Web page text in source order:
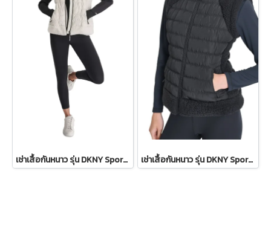
เช่าเสื้อกันหนาว รุ่น DKNY Sport Sherpa-Trim Puffer Vest - Ivory WINTERCLOTHFA0151 เช่าเสื้อกันหนาว รุ่น DKNY Sport Sherpa-Trim Puffer Vest WINTERCLOTHFA0297